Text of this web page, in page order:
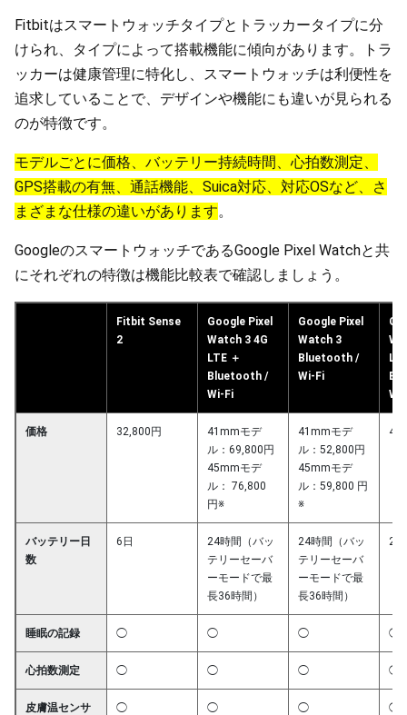
Fitbitはスマートウォッチタイプとトラッカータイプに分
けられ、タイプによって搭載機能に傾向があります。トラ
ッカーは健康管理に特化し、スマートウォッチは利便性を
追求していることで、デザインや機能にも違いが見られる
のが特徴です。
モデルごとに価格、バッテリー持続時間、心拍数測定、
GPS搭載の有無、通話機能、Suica対応、対応OSなど、さ
まざまな仕様の違いがあります。
GoogleのスマートウォッチであるGoogle Pixel Watchと共
にそれぞれの特徴は機能比較表で確認しましょう。
Fitbit Sense
2
Google Pixel
Watch 3 4G
LTE ＋
Bluetooth /
Wi-Fi
Google Pixel
Watch 3
Bluetooth /
Wi-Fi
価格 32,800円
41mmモデ
ル：69,800円
45mmモデ
ル： 76,800
円※
41mmモデ
ル：52,800円
45mmモデ
ル：59,800 円
※
バッテリー日
数
6日
24時間（バッ
テリーセーバ
ーモードで最
長36時間）
24時間（バッ
テリーセーバ
ーモードで最
長36時間）
24
睡眠の記録 ◯ ◯ ◯ ◯
心拍数測定 ◯ ◯ ◯ ◯
皮膚温センサ
◯ ◯ ◯ ◯